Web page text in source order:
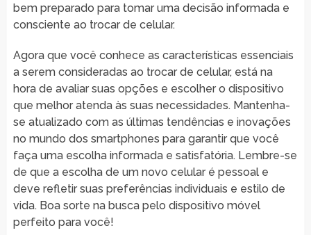
bem preparado para tomar uma decisão informada e
consciente ao trocar de celular.
Agora que você conhece as características essenciais
a serem consideradas ao trocar de celular, está na
hora de avaliar suas opções e escolher o dispositivo
que melhor atenda às suas necessidades. Mantenha-
se atualizado com as últimas tendências e inovações
no mundo dos smartphones para garantir que você
faça uma escolha informada e satisfatória. Lembre-se
de que a escolha de um novo celular é pessoal e
deve refletir suas preferências individuais e estilo de
vida. Boa sorte na busca pelo dispositivo móvel
perfeito para você!